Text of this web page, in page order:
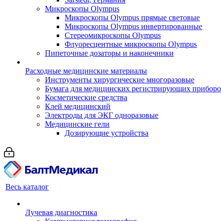
Микроскопы Olympus
Микроскопы Olympus прямые световые
Микроскопы Olympus инвертированные
Стереомикроскопы Olympus
Флуоресцентные микроскопы Olympus
Пипеточные дозаторы и наконечники
Расходные медицинские материалы
Инструменты хирургические многоразовые
Бумага для медицинских регистрирующих
Косметические средства
Клей медицинский
Электроды для ЭКГ одноразовые
Медицинские гели
Дозирующие устройства
Весь каталог
Лучевая диагностика